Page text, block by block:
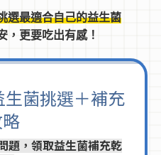
選最適合自己的益生菌
，更要吃出有感！